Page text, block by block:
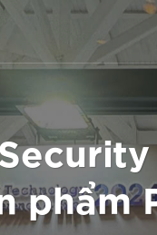
phẩm